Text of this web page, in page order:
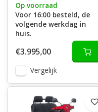
Op voorraad
Voor 16:00 besteld, de
volgende werkdag in
huis.
€3.995,00
Vergelijk